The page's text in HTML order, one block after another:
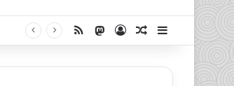
RSS Mastodon
AnmeldenZufälliger